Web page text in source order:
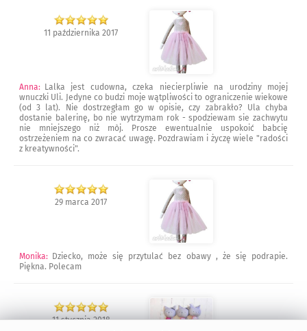
11 października 2017
Anna: Lalka jest cudowna, czeka niecierpliwie na urodziny mojej
wnuczki Uli. Jedyne co budzi moje wątpliwości to ograniczenie wiekowe
(od 3 lat). Nie dostrzegłam go w opisie, czy zabrakło? Ula chyba
dostanie balerinę, bo nie wytrzymam rok - spodziewam sie zachwytu
nie mniejszego niż mòj. Prosze ewentualnie uspokoić babcię
ostrzeżeniem na co zwracać uwagę. Pozdrawiam i życzę wiele "radości
z kreatywności".
29 marca 2017
Monika: Dziecko, może się przytulać bez obawy , że się podrapie.
Piękna. Polecam
11 stycznia 2018